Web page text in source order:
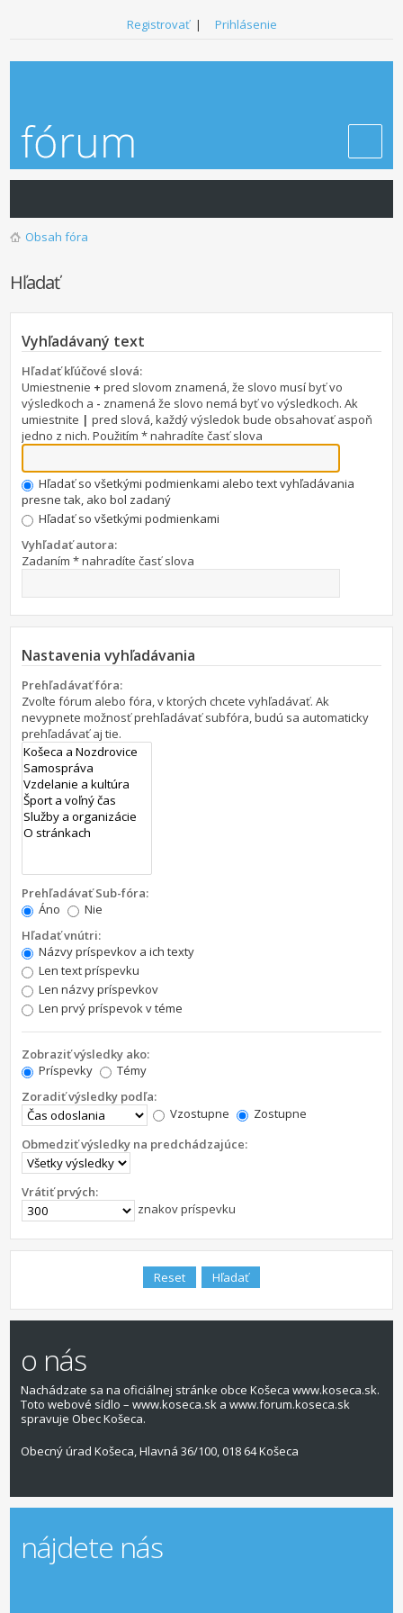
Registrovať| Prihlásenie
Obsah fóra
Hľadať
Vyhľadávaný text
Hľadať kľúčové slová:
Umiestnenie + pred slovom znamená, že slovo musí byť vo
výsledkoch a - znamená že slovo nemá byť vo výsledkoch. Ak
umiestnite | pred slová, každý výsledok bude obsahovať aspoň
jedno z nich. Použitím * nahradíte časť slova
Hľadať so všetkými podmienkami alebo text vyhľadávania
presne tak, ako bol zadaný
Hľadať so všetkými podmienkami
Vyhľadať autora:
Zadaním * nahradíte časť slova
Nastavenia vyhľadávania
Prehľadávať fóra:
Zvoľte fórum alebo fóra, v ktorých chcete vyhľadávať. Ak
nevypnete možnosť prehľadávať subfóra, budú sa automaticky
prehľadávať aj tie.
Prehľadávať Sub-fóra:
Áno
Nie
Hľadať vnútri:
Názvy príspevkov a ich texty
Len text príspevku
Len názvy príspevkov
Len prvý príspevok v téme
Zobraziť výsledky ako:
Príspevky
Témy
Zoradiť výsledky podľa:
Vzostupne
Zostupne
Obmedziť výsledky na predchádzajúce:
Vrátiť prvých:
znakov príspevku
o nás
Nachádzate sa na oficiálnej stránke obce Košeca www.koseca.sk.
Toto webové sídlo – www.koseca.sk a www.forum.koseca.sk
spravuje Obec Košeca.
Obecný úrad Košeca, Hlavná 36/100, 018 64 Košeca
nájdete nás